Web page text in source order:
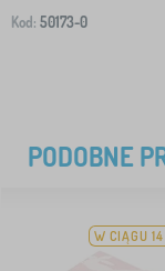
Kod: 50173-0
PODOBNE
W CIĄGU